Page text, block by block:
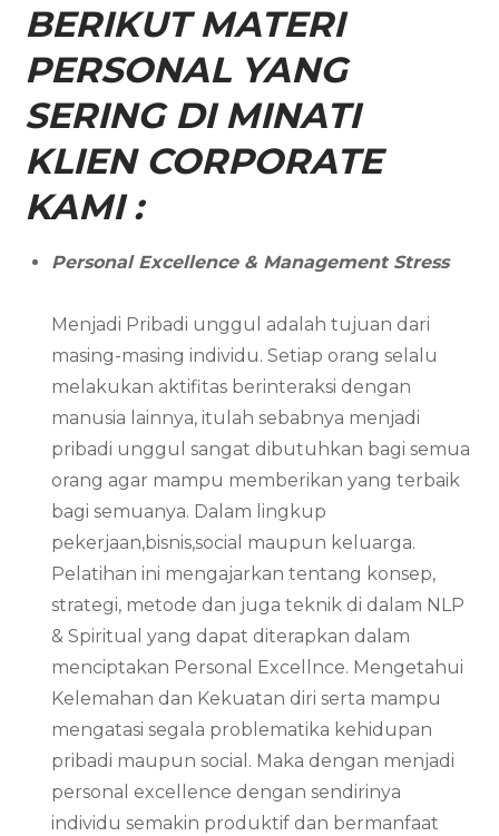
BERIKUT MATERI
PERSONAL YANG
SERING DI MINATI
KLIEN CORPORATE
KAMI :
Personal Excellence & Management Stress
Menjadi Pribadi unggul adalah tujuan dari
masing-masing individu. Setiap orang selalu
melakukan aktifitas berinteraksi dengan
manusia lainnya, itulah sebabnya menjadi
pribadi unggul sangat dibutuhkan bagi semua
orang agar mampu memberikan yang terbaik
bagi semuanya. Dalam lingkup
pekerjaan,bisnis,social maupun keluarga.
Pelatihan ini mengajarkan tentang konsep,
strategi, metode dan juga teknik di dalam NLP
& Spiritual yang dapat diterapkan dalam
menciptakan Personal Excellnce. Mengetahui
Kelemahan dan Kekuatan diri serta mampu
mengatasi segala problematika kehidupan
pribadi maupun social. Maka dengan menjadi
personal excellence dengan sendirinya
individu semakin produktif dan bermanfaat